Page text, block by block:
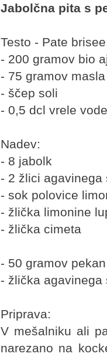
Jabolčna pita s
Testo - Pate
- 200 gramov bio
- 75 gramov masla
- ščep soli
- 0,5 dcl vrele
Nadev:
- 8 jabolk
- 2 žlici agavinega
- sok polovice
- žlička limonine
- žlička cimeta
- 50 gramov
- žlička agavinega
Priprava:
V mešalniku ali
narezano na